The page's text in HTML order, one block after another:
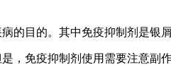
目的。其中免疫抑制剂是银
，免疫抑制剂使用需要注意副